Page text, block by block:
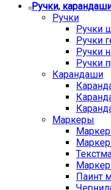
Ручки,
Ручки
Ручки
Ручки
Ручки
Ручки
Карандаши
Маркеры
Паинт